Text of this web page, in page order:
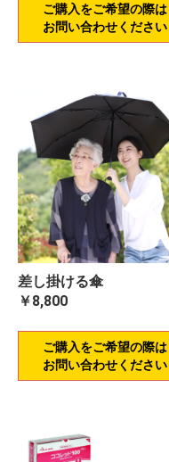
ご購入をご希望の際は
お問い合わせください
差し掛ける傘
￥8,800
ご購入をご希望の際は
お問い合わせください